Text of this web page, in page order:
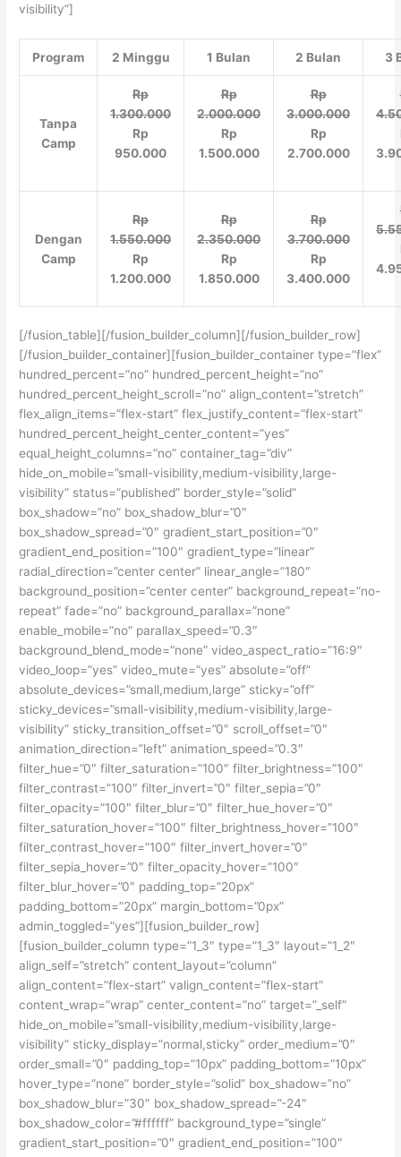
visibility”]
Program 2 Minggu 1 Bulan 2 Bulan 3
Tanpa
Camp
Rp
1.300.000
Rp
950.000
Rp
2.000.000
Rp
1.500.000
Rp
3.000.000
Rp
2.700.000
Dengan
Camp
Rp
1.550.000
Rp
1.200.000
Rp
2.350.000
Rp
1.850.000
Rp
3.700.000
Rp
3.400.000
[/fusion_table][/fusion_builder_column][/fusion_builder_row]
[/fusion_builder_container][fusion_builder_container type=”flex”
hundred_percent=”no” hundred_percent_height=”no”
hundred_percent_height_scroll=”no” align_content=”stretch”
flex_align_items=”flex-start” flex_justify_content=”flex-start”
hundred_percent_height_center_content=”yes”
equal_height_columns=”no” container_tag=”div”
hide_on_mobile=”small-visibility,medium-visibility,large-
visibility” status=”published” border_style=”solid”
box_shadow=”no” box_shadow_blur=”0″
box_shadow_spread=”0″ gradient_start_position=”0″
gradient_end_position=”100″ gradient_type=”linear”
radial_direction=”center center” linear_angle=”180″
background_position=”center center” background_repeat=”no-
repeat” fade=”no” background_parallax=”none”
enable_mobile=”no” parallax_speed=”0.3″
background_blend_mode=”none” video_aspect_ratio=”16:9″
video_loop=”yes” video_mute=”yes” absolute=”off”
absolute_devices=”small,medium,large” sticky=”off”
sticky_devices=”small-visibility,medium-visibility,large-
visibility” sticky_transition_offset=”0″ scroll_offset=”0″
animation_direction=”left” animation_speed=”0.3″
filter_hue=”0″ filter_saturation=”100″ filter_brightness=”100″
filter_contrast=”100″ filter_invert=”0″ filter_sepia=”0″
filter_opacity=”100″ filter_blur=”0″ filter_hue_hover=”0″
filter_saturation_hover=”100″ filter_brightness_hover=”100″
filter_contrast_hover=”100″ filter_invert_hover=”0″
filter_sepia_hover=”0″ filter_opacity_hover=”100″
filter_blur_hover=”0″ padding_top=”20px”
padding_bottom=”20px” margin_bottom=”0px”
admin_toggled=”yes”][fusion_builder_row]
[fusion_builder_column type=”1_3″ type=”1_3″ layout=”1_2″
align_self=”stretch” content_layout=”column”
align_content=”flex-start” valign_content=”flex-start”
content_wrap=”wrap” center_content=”no” target=”_self”
hide_on_mobile=”small-visibility,medium-visibility,large-
visibility” sticky_display=”normal,sticky” order_medium=”0″
order_small=”0″ padding_top=”10px” padding_bottom=”10px”
hover_type=”none” border_style=”solid” box_shadow=”no”
box_shadow_blur=”30″ box_shadow_spread=”-24″
box_shadow_color=”#ffffff” background_type=”single”
gradient_start_position=”0″ gradient_end_position=”100″